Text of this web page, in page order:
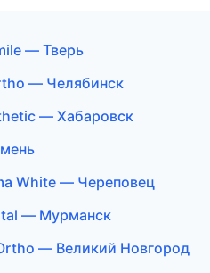
— Тверь
— Челябинск
— Хабаровск
White — Череповец
— Мурманск
— Великий Новгород